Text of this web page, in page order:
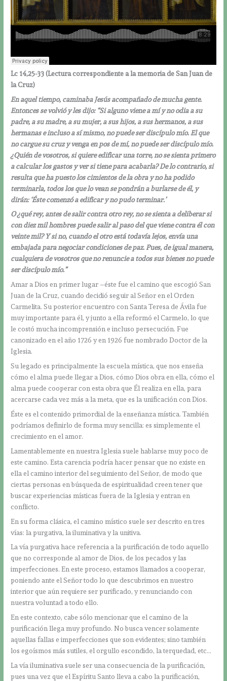
Lc 14,25-33 (Lectura correspondiente a la memoria de San Juan de
la Cruz)
En aquel tiempo, caminaba Jesús acompañado de mucha gente.
Entonces se volvió y les dijo: “Si alguno viene a mí y no odia a su
padre, a su madre, a su mujer, a sus hijos, a sus hermanos, a sus
hermanas e incluso a sí mismo, no puede ser discípulo mío. El que
no cargue su cruz y venga en pos de mí, no puede ser discípulo mío.
¿Quién de vosotros, si quiere edificar una torre, no se sienta primero
a calcular los gastos y ver si tiene para acabarla? De lo contrario, si
resulta que ha puesto los cimientos de la obra y no ha podido
terminarla, todos los que lo vean se pondrán a burlarse de él, y
dirán: ‘Éste comenzó a edificar y no pudo terminar.’
O ¿qué rey, antes de salir contra otro rey, no se sienta a deliberar si
con diez mil hombres puede salir al paso del que viene contra él con
veinte mil? Y si no, cuando el otro está todavía lejos, envía una
embajada para negociar condiciones de paz. Pues, de igual manera,
cualquiera de vosotros que no renuncie a todos sus bienes no puede
ser discípulo mío.”
Amar a Dios en primer lugar –éste fue el camino que escogió San
Juan de la Cruz, cuando decidió seguir al Señor en el Orden
Carmelita. Su posterior encuentro con Santa Teresa de Ávila fue
muy importante para él, y junto a ella reformó el Carmelo, lo que
le costó mucha incomprensión e incluso persecución. Fue
canonizado en el año 1726 y en 1926 fue nombrado Doctor de la
Iglesia.
Su legado es principalmente la escuela mística, que nos enseña
cómo el alma puede llegar a Dios, cómo Dios obra en ella, cómo el
alma puede cooperar con esta obra que Él realiza en ella, para
acercarse cada vez más a la meta, que es la unificación con Dios.
Éste es el contenido primordial de la enseñanza mística. También
podríamos definirlo de forma muy sencilla: es simplemente el
crecimiento en el amor.
Lamentablemente en nuestra Iglesia suele hablarse muy poco de
este camino. Esta carencia podría hacer pensar que no existe en
ella el camino interior del seguimiento del Señor, de modo que
ciertas personas en búsqueda de espiritualidad creen tener que
buscar experiencias místicas fuera de la Iglesia y entran en
conflicto.
En su forma clásica, el camino místico suele ser descrito en tres
vías: la purgativa, la iluminativa y la unitiva.
La vía purgativa hace referencia a la purificación de todo aquello
que no corresponde al amor de Dios, de los pecados y las
imperfecciones. En este proceso, estamos llamados a cooperar,
poniendo ante el Señor todo lo que descubrimos en nuestro
interior que aún requiere ser purificado, y renunciando con
nuestra voluntad a todo ello.
En este contexto, cabe sólo mencionar que el camino de la
purificación llega muy profundo. No busca vencer solamente
aquellas fallas e imperfecciones que son evidentes; sino también
los egoísmos más sutiles, el orgullo escondido, la terquedad, etc…
La vía iluminativa suele ser una consecuencia de la purificación,
pues una vez que el Espíritu Santo lleva a cabo la purificación,